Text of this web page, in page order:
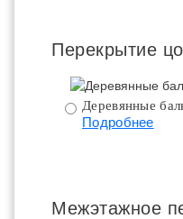
Перекрытие
Деревянные
Подробнее
Межэтажное